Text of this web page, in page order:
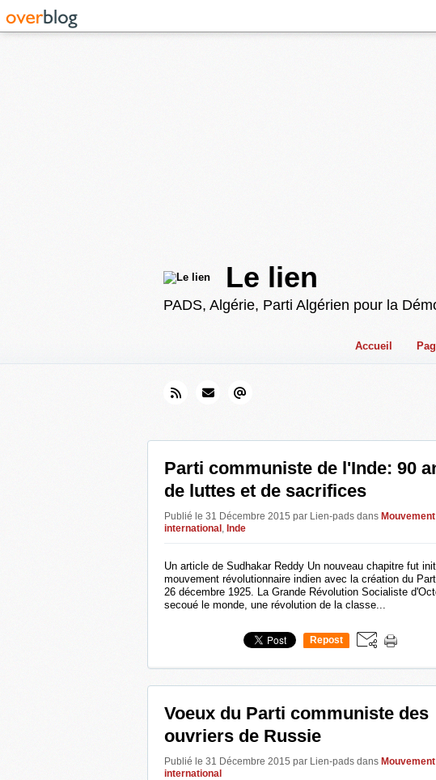
Le lien
PADS, Algérie, Parti Algérien pour la
Accueil
Parti communiste de l'Inde: 90
de luttes et de sacrifices
Publié le 31 Décembre 2015 par Lien-pads dans
international , Inde
Un article de Sudhakar Reddy Un nouveau chapitre fut
mouvement révolutionnaire indien avec la création du
26 décembre 1925. La Grande Révolution Socialiste
secoué le monde, une révolution de la classe...
Repost
Voeux du Parti communiste des
ouvriers de Russie
Publié le 31 Décembre 2015 par Lien-pads dans
international